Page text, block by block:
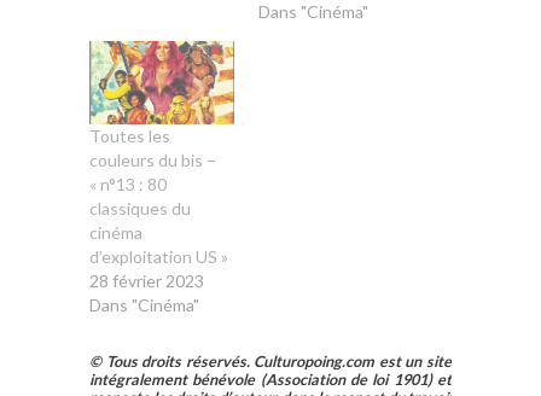
Dans "Cinéma"
Toutes les
couleurs du bis –
« n°13 : 80
classiques du
cinéma
d’exploitation US »
28 février 2023
Dans "Cinéma"
© Tous droits réservés. Culturopoing.com est un site
intégralement bénévole (Association de loi 1901) et